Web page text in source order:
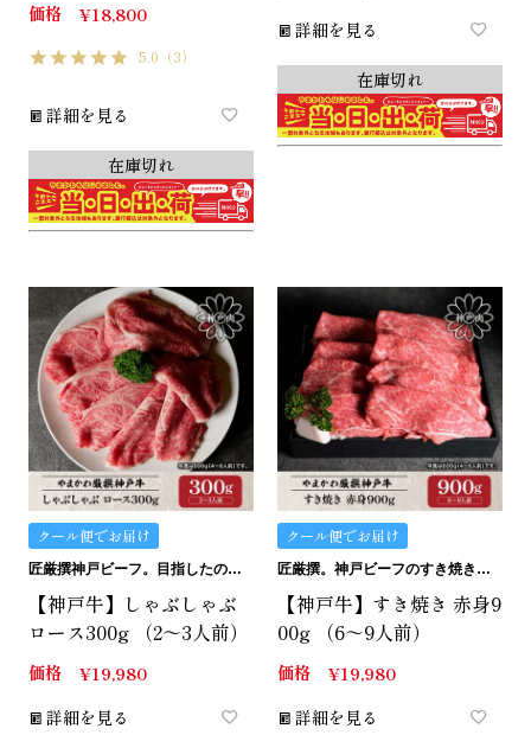
価格 ¥18,800
5.0 （3）
詳細を見る
在庫切れ
詳細を見る
在庫切れ
クール便でお届け
匠厳撰神戸ビーフ。目指したのは最上級のお家しゃぶしゃぶ。
【神戸牛】しゃぶしゃぶ
ロース300g （2～3人前）
価格 ¥19,980
詳細を見る
クール便でお届け
匠厳撰。神戸ビーフのすき焼き用赤身です。
【神戸牛】すき焼き 赤身9
00g （6～9人前）
価格 ¥19,980
詳細を見る